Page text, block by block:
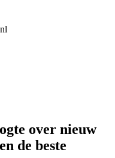
over nieuw
de beste